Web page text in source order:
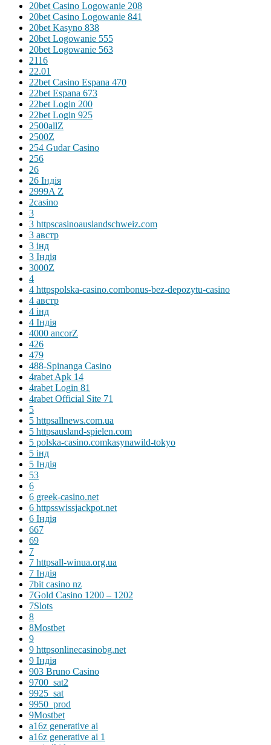
20bet Casino Logowanie 208
20bet Casino Logowanie 841
20bet Kasyno 838
20bet Logowanie 555
20bet Logowanie 563
2116
22.01
22bet Casino Espana 470
22bet Espana 673
22bet Login 200
22bet Login 925
2500allZ
2500Z
254 Gudar Casino
256
26
26 Індія
2999A Z
2casino
3
3 httpscasinoauslandschweiz.com
3 австр
3 інд
3 Індія
3000Z
4
4 httpspolska-casino.combonus-bez-depozytu-casino
4 австр
4 інд
4 Індія
4000 ancorZ
426
479
488-Spinanga Casino
4rabet Apk 14
4rabet Login 81
4rabet Official Site 71
5
5 httpsallnews.com.ua
5 httpsausland-spielen.com
5 polska-casino.comkasynawild-tokyo
5 інд
5 Індія
53
6
6 greek-casino.net
6 httpsswissjackpot.net
6 Індія
667
69
7
7 httpsall-winua.org.ua
7 Індія
7bit casino nz
7Gold Casino 1200 – 1202
7Slots
8
8Mostbet
9
9 httpsonlinecasinobg.net
9 Індія
903 Bruno Casino
9700_sat2
9925_sat
9950_prod
9Mostbet
a16z generative ai
a16z generative ai 1